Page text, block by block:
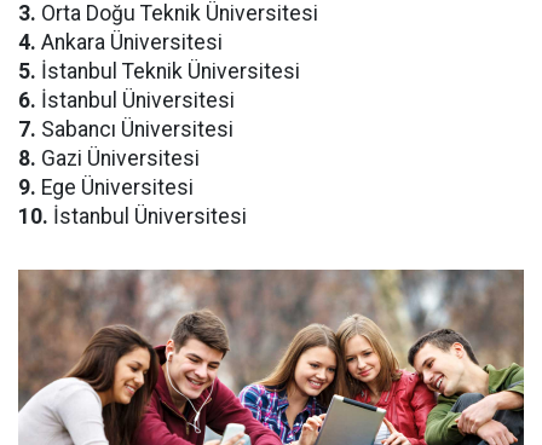
3. Orta Doğu Teknik Üniversitesi
4. Ankara Üniversitesi
5. İstanbul Teknik Üniversitesi
6. İstanbul Üniversitesi
7. Sabancı Üniversitesi
8. Gazi Üniversitesi
9. Ege Üniversitesi
10. İstanbul Üniversitesi